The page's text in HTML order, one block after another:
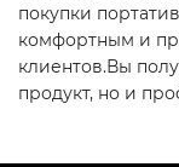
покупки
комфортным и
клиентов.Вы
продукт, но и